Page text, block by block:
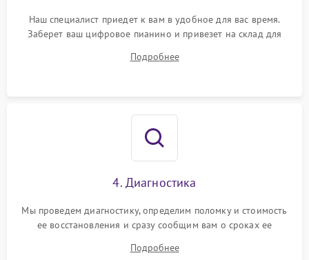
Наш специалист приедет к вам в удобное для вас время.
Заберет ваш цифровое пианино и привезет на склад для
Подробнее
4. Диагностика
Мы проведем диагностику, определим поломку и стоимость
ее восстановления и сразу сообщим вам о сроках ее
Подробнее